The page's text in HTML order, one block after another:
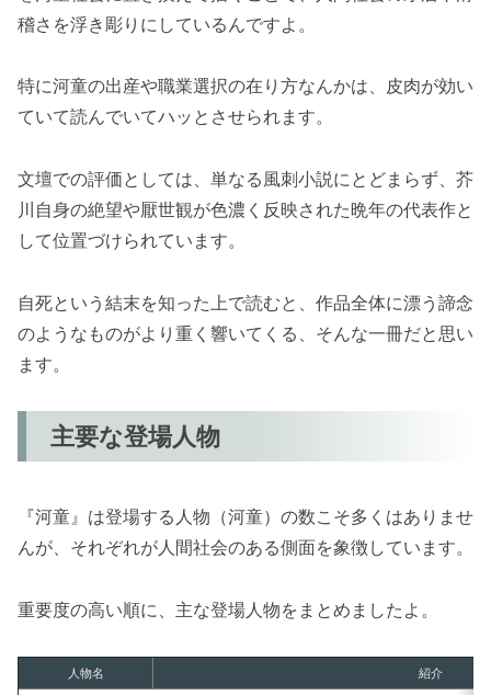
稽さを浮き彫りにしているんですよ。
特に河童の出産や職業選択の在り方なんかは、皮肉が効い
ていて読んでいてハッとさせられます。
文壇での評価としては、単なる風刺小説にとどまらず、芥
川自身の絶望や厭世観が色濃く反映された晩年の代表作と
して位置づけられています。
自死という結末を知った上で読むと、作品全体に漂う諦念
のようなものがより重く響いてくる、そんな一冊だと思い
ます。
主要な登場人物
『河童』は登場する人物（河童）の数こそ多くはありませ
んが、それぞれが人間社会のある側面を象徴しています。
重要度の高い順に、主な登場人物をまとめましたよ。
人物名 紹介